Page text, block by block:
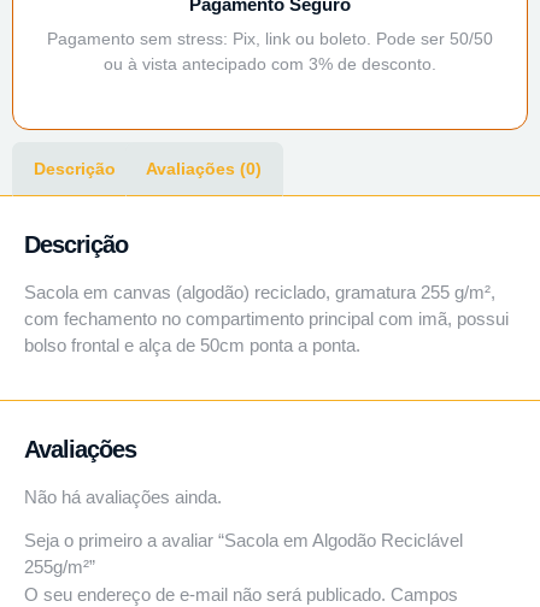
Pagamento sem stress: Pix, link ou boleto. Pode ser 50/50
ou à vista antecipado com 3% de desconto.
Descrição Avaliações (0)
Descrição
Sacola em canvas (algodão) reciclado, gramatura 255 g/m²,
com fechamento no compartimento principal com imã, possui
bolso frontal e alça de 50cm ponta a ponta.
Avaliações
Não há avaliações ainda.
Seja o primeiro a avaliar “Sacola em Algodão Reciclável
255g/m²”
O seu endereço de e-mail não será publicado. Campos